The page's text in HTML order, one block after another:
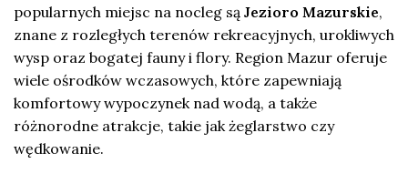
popularnych miejsc na nocleg są Jezioro Mazurskie,
znane z rozległych terenów rekreacyjnych, urokliwych
wysp oraz bogatej fauny i flory. Region Mazur oferuje
wiele ośrodków wczasowych, które zapewniają
komfortowy wypoczynek nad wodą, a także
różnorodne atrakcje, takie jak żeglarstwo czy
wędkowanie.